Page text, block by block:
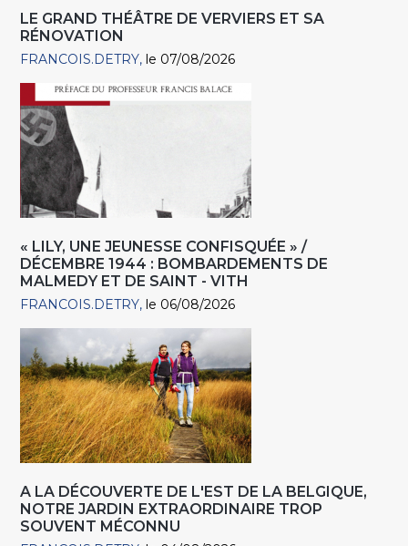
LE GRAND THÉÂTRE DE VERVIERS ET SA
RÉNOVATION
FRANCOIS.DETRY le 07/08/2026
« LILY, UNE JEUNESSE CONFISQUÉE » /
DÉCEMBRE 1944 : BOMBARDEMENTS DE
MALMEDY ET DE SAINT - VITH
FRANCOIS.DETRY le 06/08/2026
A LA DÉCOUVERTE DE L'EST DE LA BELGIQUE,
NOTRE JARDIN EXTRAORDINAIRE TROP
SOUVENT MÉCONNU